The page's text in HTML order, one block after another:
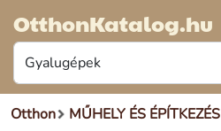
OtthonKatalog.hu
Otthon MŰHELY ÉS ÉPÍTKEZÉS